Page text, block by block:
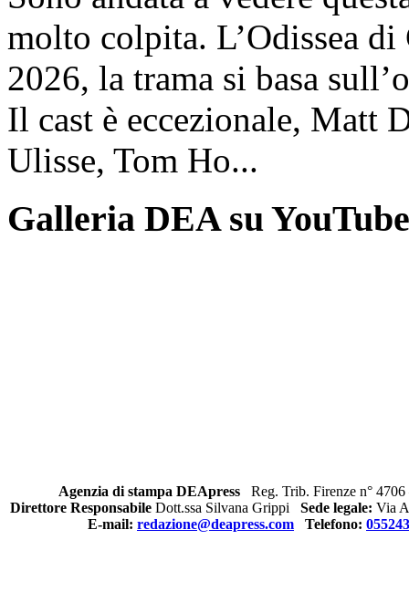
molto colpita. L’Odissea
2026, la trama si basa
Il cast è eccezionale, Matt
Ulisse, Tom Ho...
Galleria DEA su YouTube
Agenzia di stampa DEApress Reg. Trib. Firenze n° 4706
Direttore Responsabile Dott.ssa Silvana Grippi Sede legale: Via
E-mail: redazione@deapress.com Telefono: